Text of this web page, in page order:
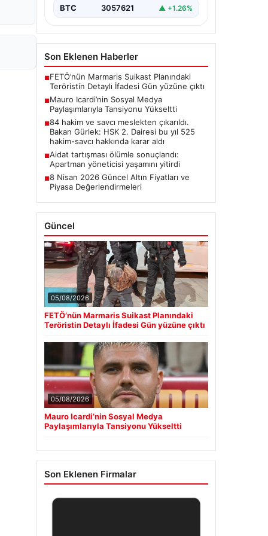
BTC 3057621 ▲ +1.26%
Son Eklenen Haberler
■FETÖ’nün Marmaris Suikast Planındaki
Teröristin Detaylı İfadesi Gün yüzüne çıktı
■Mauro Icardi’nin Sosyal Medya
Paylaşımlarıyla Tansiyonu Yükseltti
■84 hakim ve savcı meslekten çıkarıldı.
Bakan Gürlek: HSK 2. Dairesi bu yıl 525
hakim-savcı hakkında karar aldı
■Aidat tartışması ölümle sonuçlandı:
Apartman yöneticisi yaşamını yitirdi
■8 Nisan 2026 Güncel Altın Fiyatları ve
Piyasa Değerlendirmeleri
Güncel
05/08/2026
FETÖ’nün Marmaris Suikast Planındaki
Teröristin Detaylı İfadesi Gün yüzüne çıktı
05/08/2026
Mauro Icardi’nin Sosyal Medya
Paylaşımlarıyla Tansiyonu Yükseltti
Son Eklenen Firmalar